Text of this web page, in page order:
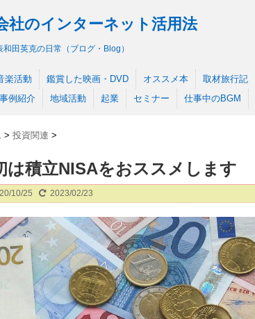
社のインターネット活用法
田英克の日常（ブログ・Blog）
楽活動 鑑賞した映画・DVD オススメ本 取材旅行記
例紹介
地域活動 起業 セミナー 仕事中のBGM
> 投資関連 >
は積立NISAをおススメします
10/25 2023/02/23